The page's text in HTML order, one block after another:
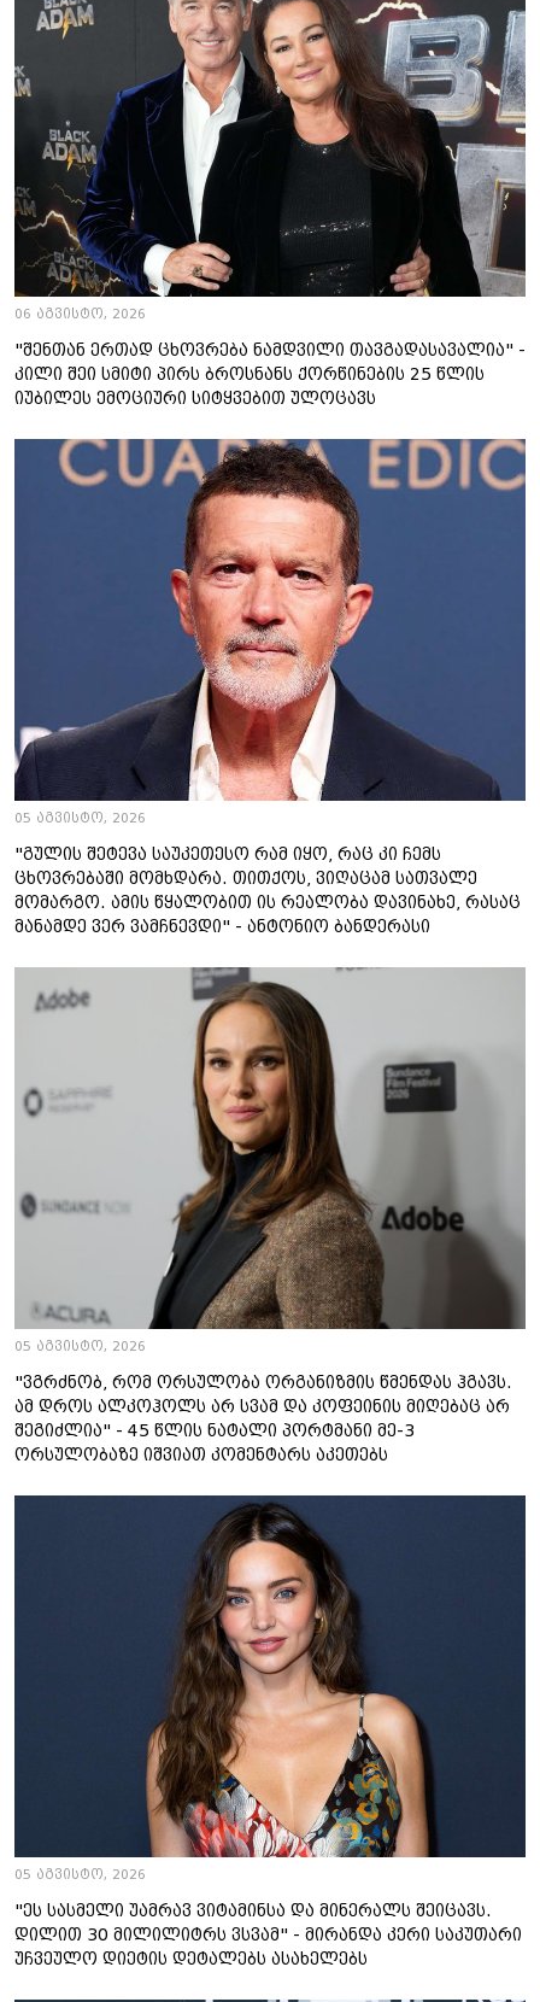
06 აგვისტო, 2026
"შენთან ერთად ცხოვრება ნამდვილი თავგადასავალია" -
კილი შეი სმიტი პირს ბროსნანს ქორწინების 25 წლის
იუბილეს ემოციური სიტყვებით ულოცავს
05 აგვისტო, 2026
"გულის შეტევა საუკეთესო რამ იყო, რაც კი ჩემს
ცხოვრებაში მომხდარა. თითქოს, ვიღაცამ სათვალე
მომარგო. ამის წყალობით ის რეალობა დავინახე, რასაც
მანამდე ვერ ვამჩნევდი" - ანტონიო ბანდერასი
05 აგვისტო, 2026
"ვგრძნობ, რომ ორსულობა ორგანიზმის წმენდას ჰგავს.
ამ დროს ალკოჰოლს არ სვამ და კოფეინის მიღებაც არ
შეგიძლია" - 45 წლის ნატალი პორტმანი მე-3
ორსულობაზე იშვიათ კომენტარს აკეთებს
05 აგვისტო, 2026
"ეს სასმელი უამრავ ვიტამინსა და მინერალს შეიცავს.
დილით 30 მილილიტრს ვსვამ" - მირანდა კერი საკუთარი
უჩვეულო დიეტის დეტალებს ასახელებს